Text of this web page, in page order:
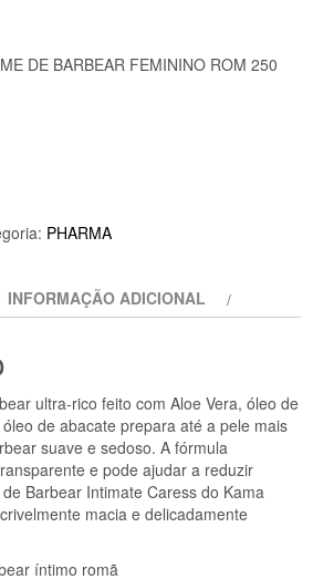
DE BARBEAR FEMININO ROM 250
PHARMA
INFORMAÇÃO ADICIONAL
ultra-rico feito com Aloe Vera, óleo de
de abacate prepara até a pele mais
suave e sedoso. A fórmula
e pode ajudar a reduzir
Barbear Intimate Caress do Kama
macia e delicadamente
íntimo romã